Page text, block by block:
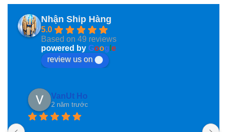
Nhận Ship Hàng
5.0
Based on 49 reviews
powered by Goog e
review us on
Phan Phung
2 năm trước
Nhanshiphang đã giúp mình nhiều lần lắm rồi, mà